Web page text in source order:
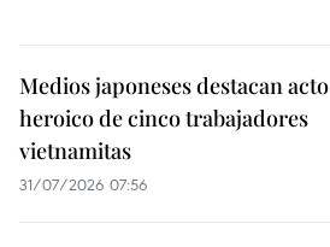
Medios japoneses destacan acto
heroico de cinco trabajadores
vietnamitas
31/07/2026 07:56